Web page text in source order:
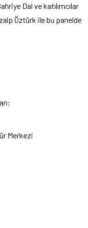
Dal ve katılımcılar
Öztürk ile bu panelde
Merkezi